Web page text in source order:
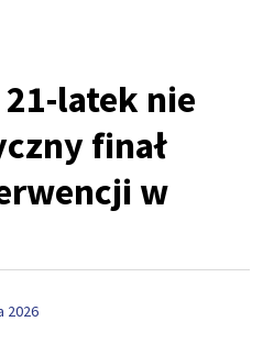
latek nie
finał
w
2026